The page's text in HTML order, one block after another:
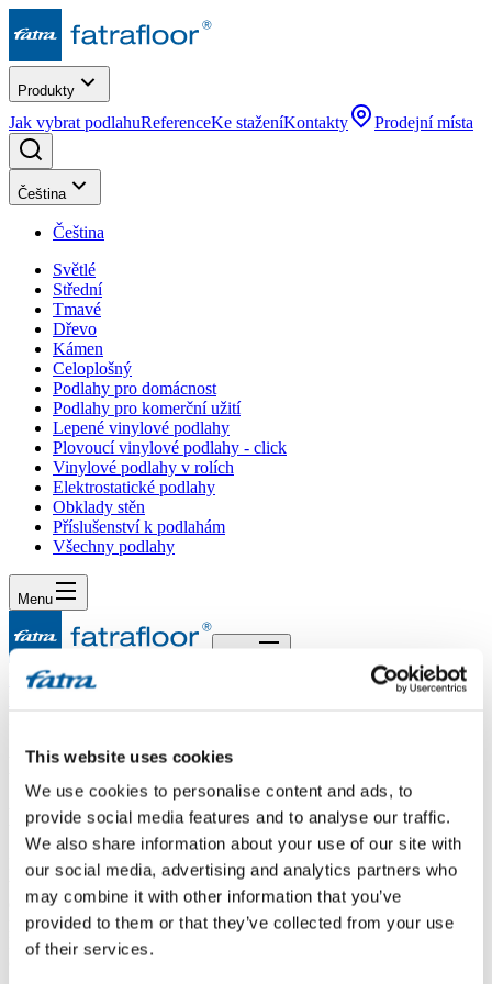
This website uses cookies
We use cookies to personalise content and ads, to
provide social media features and to analyse our traffic.
We also share information about your use of our site with
our social media, advertising and analytics partners who
may combine it with other information that you’ve
provided to them or that they’ve collected from your use
of their services.
Produkty
Jak vybrat podlahuReferenceKe staženíKontakty Prodejní místa
Čeština
Čeština
Světlé
Střední
Tmavé
Dřevo
Kámen
Celoplošný
Podlahy pro domácnost
Podlahy pro komerční užití
Lepené vinylové podlahy
Plovoucí vinylové podlahy - click
Vinylové podlahy v rolích
Elektrostatické podlahy
Obklady stěn
Příslušenství k podlahám
Všechny podlahy
Menu
Domů/
Dotaz 486
Dotaz
Dobrý den, mám terasu 24 M2 pod kterou je veranda.Na terase se
vybetonovala ze spádem betonová deska(armatura železná se dávala
do betonu). Celá plocha je opatřená hydroizolací hasoft dvousl.Na
povrch nechci dávat TopStone ani dlažbu.Vyrábíte venkovní PVC?
Popř. s kterou firmou spolupracujete na pokládku?Děkuji za